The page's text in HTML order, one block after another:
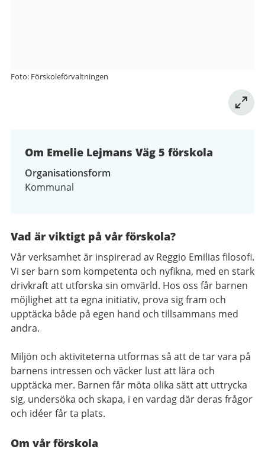
förskola
Foto: Förskoleförvaltningen
Om Emelie Lejmans Väg 5 förskola
Organisationsform
Kommunal
Vad är viktigt på vår förskola?
Vår verksamhet är inspirerad av Reggio Emilias filosofi.
Vi ser barn som kompetenta och nyfikna, med en stark
drivkraft att utforska sin omvärld. Hos oss får barnen
möjlighet att ta egna initiativ, prova sig fram och
upptäcka både på egen hand och tillsammans med
andra.
Miljön och aktiviteterna utformas så att de tar vara på
barnens intressen och väcker lust att lära och
upptäcka mer. Barnen får möta olika sätt att uttrycka
sig, undersöka och skapa, i en vardag där deras frågor
och idéer får ta plats.
Om vår förskola